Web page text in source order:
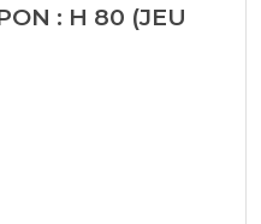
: H 80 (JEU